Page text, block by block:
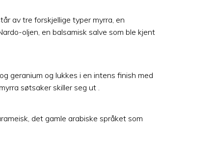
av tre forskjellige typer myrra, en
oljen, en balsamisk salve som ble kjent
geranium og lukkes i en intens finish med
søtsaker skiller seg ut .
det gamle arabiske språket som